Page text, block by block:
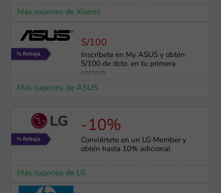
Más cupones de Xiaomi
S/100
Inscríbete en My ASUS y obtén
S/100 de dcto. en tu primera
compra
Más cupones de ASUS
-10%
Conviértete en un LG Member y
obtén hasta 10% adicional
Más cupones de LG